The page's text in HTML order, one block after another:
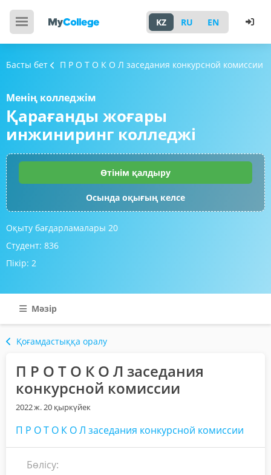
KZ RU EN
Басты бет П Р О Т О К О Л заседания конкурсной комиссии
Менің колледжім
Қарағанды жоғары
инжиниринг колледжі
Өтінім қалдыру
Осында оқығың келсе
Оқыту бағдарламалары 20
Студент: 836
Пікір: 2
Мәзір
Қоғамдастыққа оралу
П Р О Т О К О Л заседания
конкурсной комиссии
2022 ж. 20 қыркүйек
П Р О Т О К О Л заседания конкурсной комиссии
Бөлісу: